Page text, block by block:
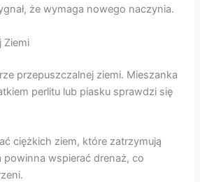
że wymaga nowego naczynia.
Ziemi
przepuszczalnej ziemi. Mieszanka
perlitu lub piasku sprawdzi się
ciężkich ziem, które zatrzymują
powinna wspierać drenaż, co